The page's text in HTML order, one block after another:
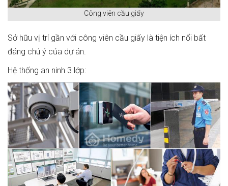
Công viên cầu giấy
Sở hữu vị trí gần với công viên cầu giấy là tiện ích nổi bất
đáng chú ý của dự án.
Hệ thống an ninh 3 lớp: